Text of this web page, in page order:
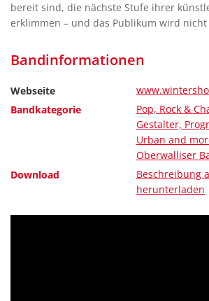
bereit sind, die nächste Stufe ihrer
erklimmen – und das Publikum wird
Bandinformationen
Webseite
Bandkategorie
Pop, Rock &
Gestalter,
Urban and
Oberwalliser
Download
Beschreibung
herunterladen